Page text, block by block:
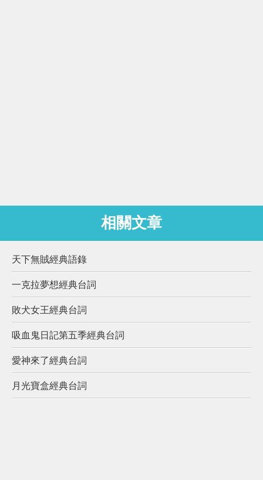
相關文章
天下無賊經典語錄
一克拉夢想經典台詞
敗犬女王經典台詞
吸血鬼日記第五季經典台詞
愛神來了經典台詞
月光寶盒經典台詞